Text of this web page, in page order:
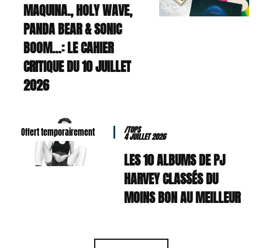
MAQUINA., HOLY WAVE,
PANDA BEAR & SONIC
BOOM…: LE CAHIER
CRITIQUE DU 10 JUILLET
2026
Offert temporairement /TOPS
4 JUILLET 2026
LES 10 ALBUMS DE PJ
HARVEY CLASSÉS DU
MOINS BON AU MEILLEUR